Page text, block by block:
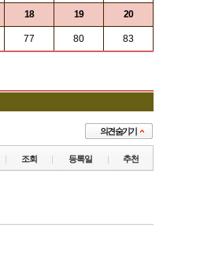
18 19 20
77 80 83
조회 등록일 추천